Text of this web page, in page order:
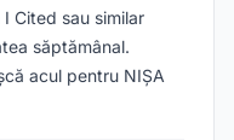
I Cited sau similar
săptămânal.
acul pentru NIȘA